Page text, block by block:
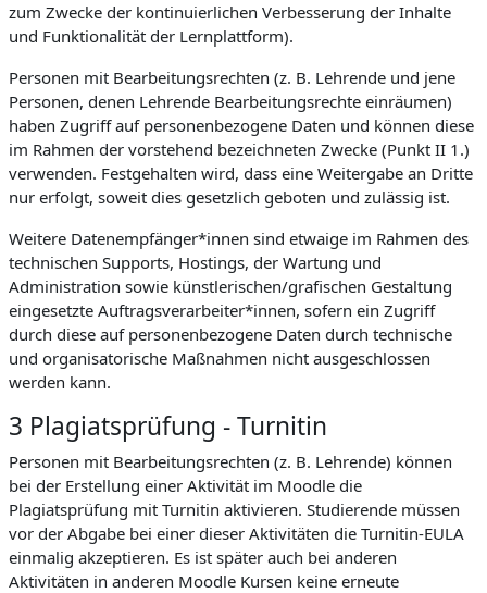
zum Zwecke der kontinuierlichen Verbesserung der Inhalte
und Funktionalität der Lernplattform).
Personen mit Bearbeitungsrechten (z. B. Lehrende und jene
Personen, denen Lehrende Bearbeitungsrechte einräumen)
haben Zugriff auf personenbezogene Daten und können diese
im Rahmen der vorstehend bezeichneten Zwecke (Punkt II 1.)
verwenden. Festgehalten wird, dass eine Weitergabe an Dritte
nur erfolgt, soweit dies gesetzlich geboten und zulässig ist.
Weitere Datenempfänger*innen sind etwaige im Rahmen des
technischen Supports, Hostings, der Wartung und
Administration sowie künstlerischen/grafischen Gestaltung
eingesetzte Auftragsverarbeiter*innen, sofern ein Zugriff
durch diese auf personenbezogene Daten durch technische
und organisatorische Maßnahmen nicht ausgeschlossen
werden kann.
3 Plagiatsprüfung - Turnitin
Personen mit Bearbeitungsrechten (z. B. Lehrende) können
bei der Erstellung einer Aktivität im Moodle die
Plagiatsprüfung mit Turnitin aktivieren. Studierende müssen
vor der Abgabe bei einer dieser Aktivitäten die Turnitin-EULA
einmalig akzeptieren. Es ist später auch bei anderen
Aktivitäten in anderen Moodle Kursen keine erneute